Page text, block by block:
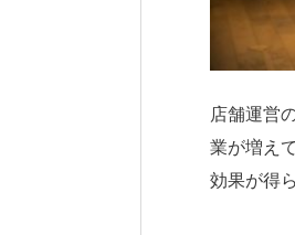
店舗運営
業が増え
効果が得